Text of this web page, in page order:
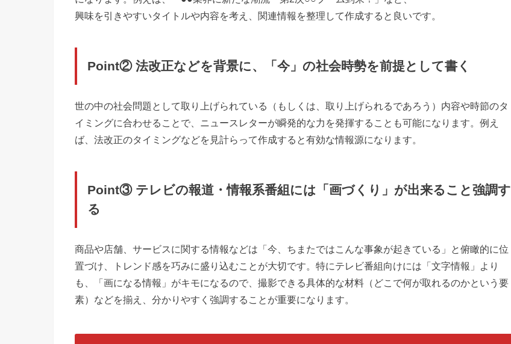
興味を引きやすいタイトルや内容を考え、関連情報を整理して作成すると良いです。
Point② 法改正などを背景に、「今」の社会時勢を前提として書く
世の中の社会問題として取り上げられている（もしくは、取り上げられるであろう）内容や時節のタ
イミングに合わせることで、ニュースレターが瞬発的な力を発揮することも可能になります。例え
ば、法改正のタイミングなどを見計らって作成すると有効な情報源になります。
Point③ テレビの報道・情報系番組には「画づくり」が出来ること強調す
る
商品や店舗、サービスに関する情報などは「今、ちまたではこんな事象が起きている」と俯瞰的に位
置づけ、トレンド感を巧みに盛り込むことが大切です。特にテレビ番組向けには「文字情報」より
も、「画になる情報」がキモになるので、撮影できる具体的な材料（どこで何が取れるのかという要
素）などを揃え、分かりやすく強調することが重要になります。